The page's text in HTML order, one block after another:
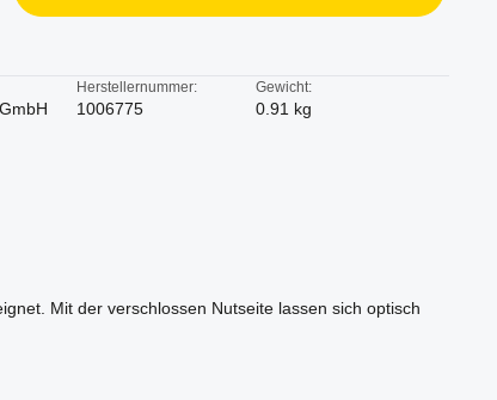
Herstellernummer:
1006775
Gewicht:
0.91 kg
Mit der verschlossen Nutseite lassen sich optisch